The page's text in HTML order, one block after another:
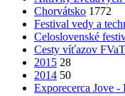
Chorvátsko 1772
Festival vedy a
Celoslovenské
Cesty víťazov FVaT
2015 28
2014 50
Exporecerca Jove -